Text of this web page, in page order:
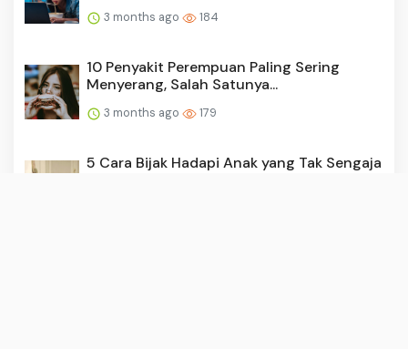
3 months ago 184
10 Penyakit Perempuan Paling Sering
Menyerang, Salah Satunya...
3 months ago 179
5 Cara Bijak Hadapi Anak yang Tak Sengaja